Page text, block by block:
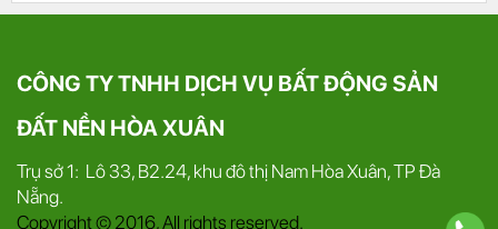
CÔNG TY TNHH DỊCH VỤ BẤT ĐỘNG SẢN
ĐẤT NỀN HÒA XUÂN
Trụ sở 1: Lô 33, B2.24, khu đô thị Nam Hòa Xuân, TP Đà
Nẵng.
Copyright © 2016, All rights reserved.